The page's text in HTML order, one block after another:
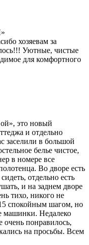
хозяевам за
Уютные, чистые
для комфортного
это новый
и отдельно
заселили в большой
белье чистое,
в номере все
Во дворе есть
отдельно есть
и на заднем дворе
тихо, никого не
спокойным шагом, но
машинки. Недалеко
очень понравилось,
на просьбы. Всем